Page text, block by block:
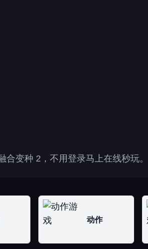
变种 2，不用登录马上在线秒玩。
动作